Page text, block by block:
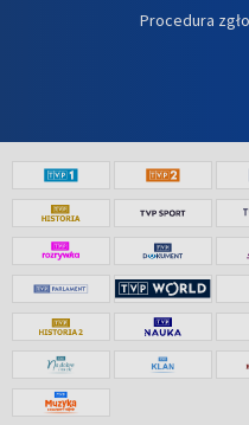
Procedura